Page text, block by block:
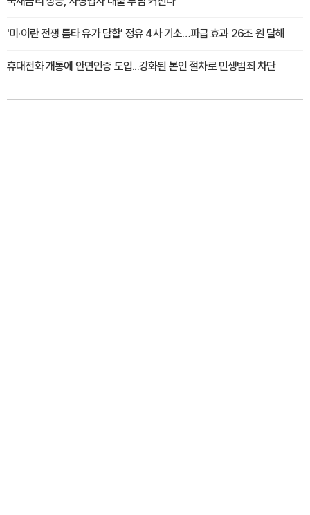
'미·이란 전쟁 틈타 유가 담합' 정유 4사 기소…파급 효과 26조 원 달해
휴대전화 개통에 안면인증 도입...강화된 본인 절차로 민생범죄 차단